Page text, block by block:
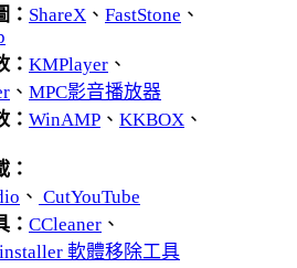
： ShareX 、 FastStone 、
： KMPlayer 、
、 MPC影音播放器
： WinAMP 、 KKBOX 、
：
、 CutYouTube
： CCleaner 、
軟體移除工具